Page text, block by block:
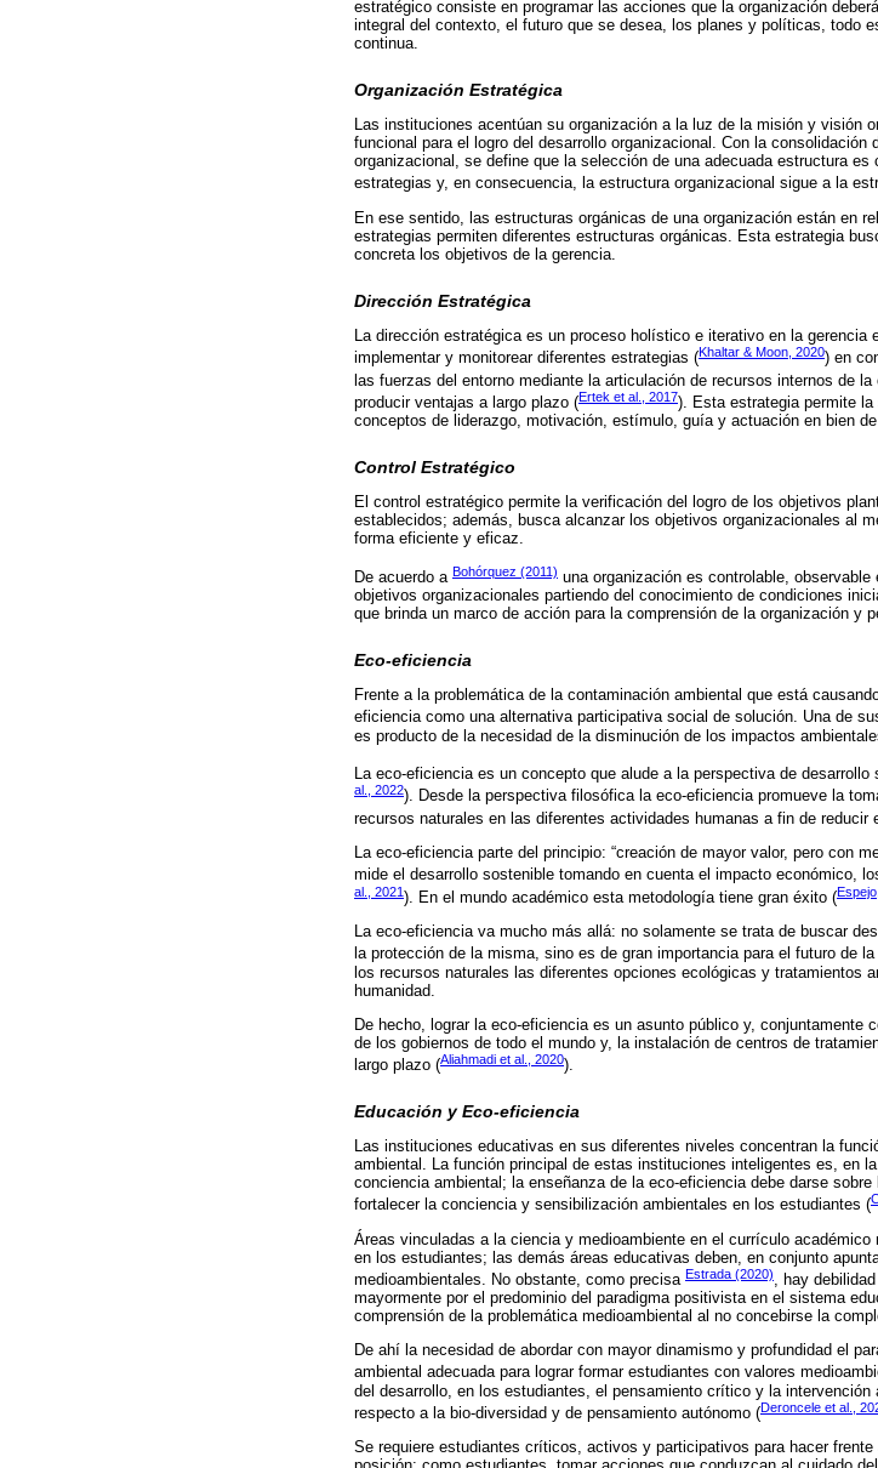
estratégico consiste en programar las acciones que la organización
integral del contexto, el futuro que se desea, los planes y políticas, todo
continua.
Organización Estratégica
Las instituciones acentúan su organización a la luz de la misión y visión
funcional para el logro del desarrollo organizacional. Con la
organizacional, se define que la selección de una adecuada estructura
estrategias y, en consecuencia, la estructura organizacional sigue a la
En ese sentido, las estructuras orgánicas de una organización están en
estrategias permiten diferentes estructuras orgánicas. Esta estrategia
concreta los objetivos de la gerencia.
Dirección Estratégica
La dirección estratégica es un proceso holístico e iterativo en la gerencia
implementar y monitorear diferentes estrategias (Khaltar & Moon, 2020) en
las fuerzas del entorno mediante la articulación de recursos internos de la
producir ventajas a largo plazo (Ertek et al., 2017). Esta estrategia permite
conceptos de liderazgo, motivación, estímulo, guía y actuación en bien
Control Estratégico
El control estratégico permite la verificación del logro de los objetivos
establecidos; además, busca alcanzar los objetivos organizacionales al
forma eficiente y eficaz.
De acuerdo a Bohórquez (2011) una organización es controlable,
objetivos organizacionales partiendo del conocimiento de condiciones
que brinda un marco de acción para la comprensión de la organización y
Eco-eficiencia
Frente a la problemática de la contaminación ambiental que está
eficiencia como una alternativa participativa social de solución. Una de
es producto de la necesidad de la disminución de los impactos
La eco-eficiencia es un concepto que alude a la perspectiva de
al., 2022). Desde la perspectiva filosófica la eco-eficiencia promueve la
recursos naturales en las diferentes actividades humanas a fin de reducir
La eco-eficiencia parte del principio: “creación de mayor valor, pero con
mide el desarrollo sostenible tomando en cuenta el impacto económico,
al., 2021). En el mundo académico esta metodología tiene gran éxito (
La eco-eficiencia va mucho más allá: no solamente se trata de buscar
la protección de la misma, sino es de gran importancia para el futuro de
los recursos naturales las diferentes opciones ecológicas y tratamientos
humanidad.
De hecho, lograr la eco-eficiencia es un asunto público y, conjuntamente
de los gobiernos de todo el mundo y, la instalación de centros de
largo plazo (Aliahmadi et al., 2020).
Educación y Eco-eficiencia
Las instituciones educativas en sus diferentes niveles concentran la
ambiental. La función principal de estas instituciones inteligentes es, en
conciencia ambiental; la enseñanza de la eco-eficiencia debe darse
fortalecer la conciencia y sensibilización ambientales en los estudiantes (
Áreas vinculadas a la ciencia y medioambiente en el currículo
en los estudiantes; las demás áreas educativas deben, en conjunto
medioambientales. No obstante, como precisa Estrada (2020), hay
mayormente por el predominio del paradigma positivista en el sistema
comprensión de la problemática medioambiental al no concebirse la
De ahí la necesidad de abordar con mayor dinamismo y profundidad el
ambiental adecuada para lograr formar estudiantes con valores
del desarrollo, en los estudiantes, el pensamiento crítico y la
respecto a la bio-diversidad y de pensamiento autónomo (Deroncele et al.,
Se requiere estudiantes críticos, activos y participativos para hacer